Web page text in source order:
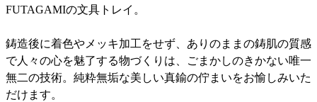
FUTAGAMIの文具トレイ。
鋳造後に着色やメッキ加工をせず、ありのままの鋳肌の質感
で人々の心を魅了する物づくりは、ごまかしのきかない唯一
無二の技術。純粋無垢な美しい真鍮の佇まいをお愉しみいた
だけます。